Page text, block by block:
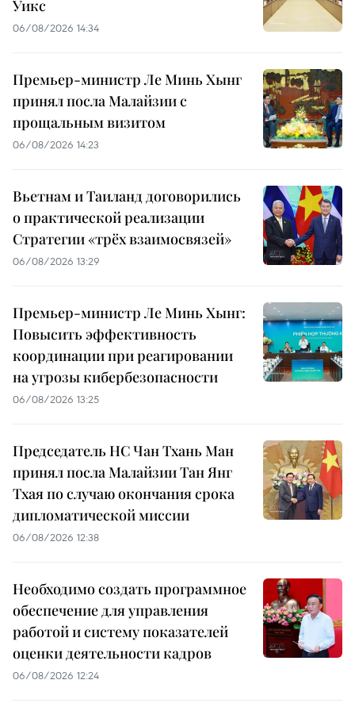
Уикс
06/08/2026 14:34
Премьер-министр Ле Минь Хынг
принял посла Малайзии с
прощальным визитом
06/08/2026 14:23
Вьетнам и Таиланд договорились
о практической реализации
Стратегии «трёх взаимосвязей»
06/08/2026 13:29
Премьер-министр Ле Минь Хынг:
Повысить эффективность
координации при реагировании
на угрозы кибербезопасности
06/08/2026 13:25
Председатель НС Чан Тхань Ман
принял посла Малайзии Тан Янг
Тхая по случаю окончания срока
дипломатической миссии
06/08/2026 12:38
Необходимо создать программное
обеспечение для управления
работой и систему показателей
оценки деятельности кадров
06/08/2026 12:24